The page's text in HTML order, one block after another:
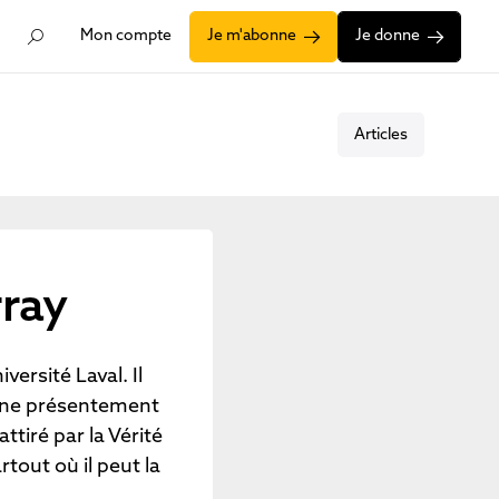
Mon compte Je m'abonne Je donne
Articles
Laval. Il
présentement
par la Vérité
où il peut la